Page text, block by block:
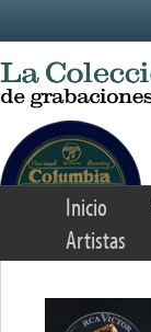
Inicio
Artistas